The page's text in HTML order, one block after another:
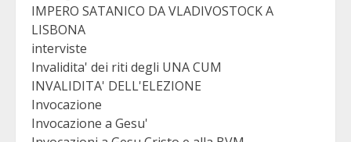
IMPERO SATANICO DA VLADIVOSTOCK A
LISBONA
interviste
Invalidita' dei riti degli UNA CUM
INVALIDITA' DELL'ELEZIONE
Invocazione
Invocazione a Gesu'